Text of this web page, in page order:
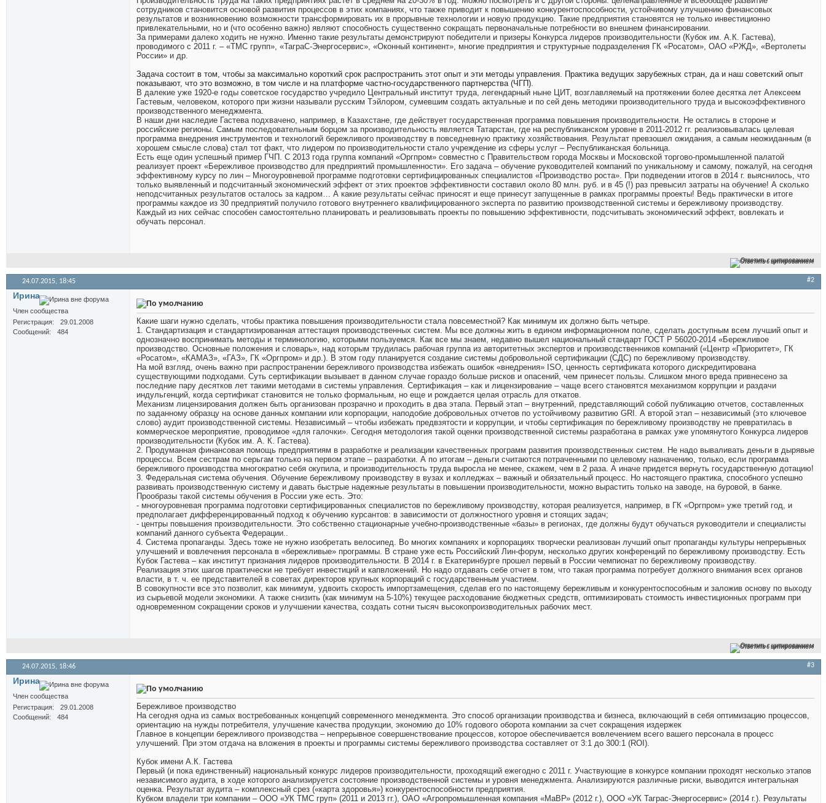
сотрудников становится основой развития процессов в этих компаниях, что также приводит к повышению конкурентоспособности, устойчивому улучшению финансовых
результатов и возникновению возможности трансформировать их в прорывные технологии и новую продукцию. Такие предприятия становятся не только инвестиционно
привлекательными, но и (что особенно важно) являют способность существенно сокращать первоначальные потребности во внешнем финансировании.
За примерами далеко ходить не нужно. Именно такие результаты демонстрируют победители и призеры Конкурса лидеров производительности (Кубок им. А.К. Гастева),
проводимого с 2011 г. – «ТМС групп», «ТаграС-Энергосервис», «Оконный континент», многие предприятия и структурные подразделения ГК «Росатом», ОАО «РЖД», «Вертолеты
России» и др.
Задача состоит в том, чтобы за максимально короткий срок распространить этот опыт и эти методы управления. Практика ведущих зарубежных стран, да и наш советский опыт
показывают, что это возможно, в том числе и на платформе частно-государственного партнерства (ЧГП).
В далекие уже 1920-е годы советское государство учредило Центральный институт труда, легендарный ныне ЦИТ, возглавляемый на протяжении более десятка лет Алексеем
Гастевым, человеком, которого при жизни называли русским Тэйлором, сумевшим создать актуальные и по сей день методики производительного труда и высокоэффективного
производственного менеджмента.
В наши дни наследие Гастева подхвачено, например, в Казахстане, где действует государственная программа повышения производительности. Не остались в стороне и
российские регионы. Самым последовательным борцом за производительность является Татарстан, где на республиканском уровне в 2011-2012 гг. реализовывалась целевая
программа внедрения инструментов и технологий бережливого производству в повседневную практику хозяйствования. Результат превзошел ожидания, а самым неожиданным (в
хорошем смысле слова) стал тот факт, что лидером по производительности стало учреждение из сферы услуг – Республиканская больница.
Есть еще один успешный пример ГЧП. С 2013 года группа компаний «Оргпром» совместно с Правительством города Москвы и Московской торгово-промышленной палатой
реализует проект «Бережливое производство для предприятий промышленности». Его задача – обучение руководителей компаний по уникальному и самому, пожалуй, на сегодня
эффективному курсу по лин – Многоуровневой программе подготовки сертифицированных специалистов «Производство роста». При подведении итогов в 2014 г. выяснилось, что
только выявленный и подсчитанный экономический эффект от этих проектов эффективности составил около 80 млн. руб. и в 45 (!) раз превысил затраты на обучение! А сколько
неподсчитанных результатов осталось за кадром… А какие результаты сейчас приносят и еще принесут запущенные в рамках программы проекты! Ведь практически в итоге
программы каждое из 30 предприятий получило готового внутреннего квалифицированного эксперта по развитию производственной системы и бережливому производству.
Каждый из них сейчас способен самостоятельно планировать и реализовывать проекты по повышению эффективности, подсчитывать экономический эффект, вовлекать и
обучать персонал.
Ответить с цитированием
24.07.2015, 18:45 #2
Иринa
Член сообщества
Регистрация
29.01.2008
Сообщений
484
Какие шаги нужно сделать, чтобы практика повышения производительности стала повсеместной? Как минимум их должно быть четыре.
1. Стандартизация и стандартизированная аттестация производственных систем. Мы все должны жить в едином информационном поле, сделать доступным всем лучший опыт и
однозначно воспринимать методы и терминологию, которыми пользуемся. Как все мы знаем, недавно вышел национальный стандарт ГОСТ Р 56020-2014 «Бережливое
производство. Основные положения и словарь», над которым трудилась рабочая группа из авторитетных экспертов и производственников компаний («Центр «Приоритет», ГК
«Росатом», «КАМАЗ», «ГАЗ», ГК «Оргпром» и др.). В этом году планируется создание системы добровольной сертификации (СДС) по бережливому производству.
На мой взгляд, очень важно при распространении бережливого производства избежать ошибок «внедрения» ISO, ценность сертификата которого дискредитирована
существующими подходами. Суть сертификации вызывает в данном случае гораздо больше рисков и опасений, чем принесет пользы. Слишком много вреда привнесено за
последние пару десятков лет такими методами в системы управления. Сертификация – как и лицензирование – чаще всего становятся механизмом коррупции и раздачи
индульгенций, когда сертификат становится не только формальным, но еще и рождается целая отрасль для откатов.
Механизм лицензирования должен быть организован прозрачно и проходить в два этапа. Первый этап – внутренний, представляющий собой публикацию отчетов, составленных
по заданному образцу на основе данных компании или корпорации, наподобие добровольных отчетов по устойчивому развитию GRI. А второй этап – независимый (это ключевое
слово) аудит производственной системы. Независимый – чтобы избежать предвзятости и коррупции, и чтобы сертификация по бережливому производству не превратилась в
коммерческое мероприятие, проводимое «для галочки». Сегодня методология такой оценки производственной системы разработана в рамках уже упомянутого Конкурса лидеров
производительности (Кубок им. А. К. Гастева).
2. Продуманная финансовая помощь предприятиям в разработке и реализации качественных программ развития производственных систем. Не надо вываливать деньги в дырявые
процессы. Всем сестрам по серьгам только на первом этапе – разработки. А по итогам – деньги считаются потраченными по целевому назначению, только, если программа
бережливого производства многократно себя окупила, и производительность труда выросла не менее, скажем, чем в 2 раза. А иначе придется вернуть государственную дотацию!
3. Федеральная система обучения. Обучение бережливому производству в вузах и колледжах – важный и обязательный процесс. Но настоящего практика, способного успешно
развивать производственную систему и давать быстрые надежные результаты в повышении производительности, можно вырастить только на заводе, на буровой, в банке.
Прообразы такой системы обучения в России уже есть. Это:
- многоуровневая программа подготовки сертифицированных специалистов по бережливому производству, которая реализуется, например, в ГК «Оргпром» уже третий год, и
предполагает дифференцированный подход к обучению курсантов: в зависимости от должностного уровня и стоящих задач;
- центры повышения производительности. Это собственно стационарные учебно-производственные «базы» в регионах, где должны будут обучаться руководители и специалисты
компаний данного субъекта Федерации..
4. Система пропаганды. Здесь тоже не нужно изобретать велосипед. Во многих компаниях и корпорациях творчески реализован лучший опыт пропаганды культуры непрерывных
улучшений и вовлечения персонала в «бережливые» программы. В стране уже есть Российский Лин-форум, несколько других конференций по бережливому производству. Есть
Кубок Гастева – как институт признания лидеров производительности. В 2014 г. в Екатеринбурге прошел первый в России чемпионат по бережливому производству.
Реализация этих шагов практически не требует инвестиций и капвложений. Но надо отдавать себе отчет в том, что такая программа потребует должного внимания всех органов
власти, в т. ч. ее представителей в советах директоров крупных корпораций с государственным участием.
В совокупности все это позволит, как минимум, удвоить скорость импортзамещения, сделав его по настоящему бережливым и конкурентоспособным и заложив основу по выходу
из сырьевой модели экономики. А также снизить (как минимум на 5-10%) текущее расходование бюджетных средств, оптимизировать стоимость инвестиционных программ при
одновременном сокращении сроков и улучшении качества, создать сотни тысяч высокопроизводительных рабочих мест.
Ответить с цитированием
24.07.2015, 18:46 #3
Иринa
Член сообщества
Регистрация
29.01.2008
Сообщений
484
Бережливое производство
На сегодня одна из самых востребованных концепций современного менеджмента. Это способ организации производства и бизнеса, включающий в себя оптимизацию процессов,
ориентацию на нужды потребителя, улучшение качества продукции, экономию до 10% годового оборота компании за счет сокращения издержек
Главное в концепции бережливого производства – непрерывное совершенствование процессов, которое обеспечивается вовлечением всего вашего персонала в процесс
улучшений. При этом отдача на вложения в проекты и программы системы бережливого производства составляет от 3:1 до 300:1 (ROI).
Кубок имени А.К. Гастева
Первый (и пока единственный) национальный конкурс лидеров производительности, проходящий ежегодно с 2011 г. Участвующие в конкурсе компании проходят несколько этапов
независимого аудита, в ходе которого анализируется состояние производственной системы и уровня менеджмента. Анализируются различные риски, выводится интегральная
оценка. Результат аудита – комплексный срез («карта здоровья») конкурентоспособности предприятия.
Кубком владели три компании – ООО «УК ТМС груп» (2011 и 2013 гг.), ОАО «Агропромышленная компания «МаВР» (2012 г.), ООО «УК Таграс-Энергосервис» (2014 г.). Результаты